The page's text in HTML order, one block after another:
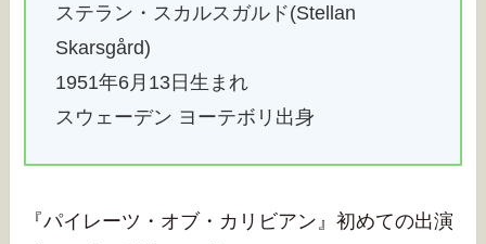
ステラン・スカルスガルド(Stellan
Skarsgård)
1951年6月13日生まれ
スウェーデン ヨーテボリ出身
『パイレーツ・オブ・カリビアン』初めての出演